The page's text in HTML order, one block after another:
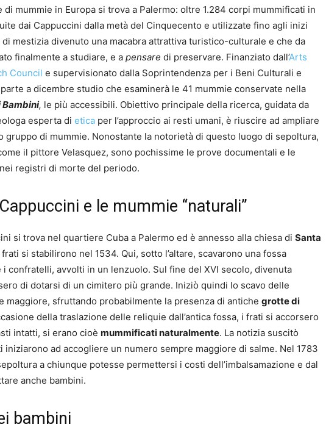
di mummie in Europa si trova a Palermo: oltre 1.284 corpi mummificati in
dai Cappuccini dalla metà del Cinquecento e utilizzate fino agli inizi
mestizia divenuto una macabra attrattiva turistico-culturale e che da
finalmente a studiare, e a pensare di preservare. Finanziato dall’Arts
Council e supervisionato dalla Soprintendenza per i Beni Culturali e
a dicembre studio che esaminerà le 41 mummie conservate nella
Bambini, le più accessibili. Obiettivo principale della ricerca, guidata da
esperta di etica per l’approccio ai resti umani, è riuscire ad ampliare
gruppo di mummie. Nonostante la notorietà di questo luogo di sepoltura,
il pittore Velasquez, sono pochissime le prove documentali e le
registri di morte del periodo.
e le mummie “naturali”
si trova nel quartiere Cuba a Palermo ed è annesso alla chiesa di Santa
si stabilirono nel 1534. Qui, sotto l’altare, scavarono una fossa
confratelli, avvolti in un lenzuolo. Sul fine del XVI secolo, divenuta
di dotarsi di un cimitero più grande. Iniziò quindi lo scavo delle
maggiore, sfruttando probabilmente la presenza di antiche grotte di
della traslazione delle reliquie dall’antica fossa, i frati si accorsero
intatti, si erano cioè mummificati naturalmente. La notizia suscitò
ad accogliere un numero sempre maggiore di salme. Nel 1783
a chiunque potesse permettersi i costi dell’imbalsamazione e dal
anche bambini.
bambini